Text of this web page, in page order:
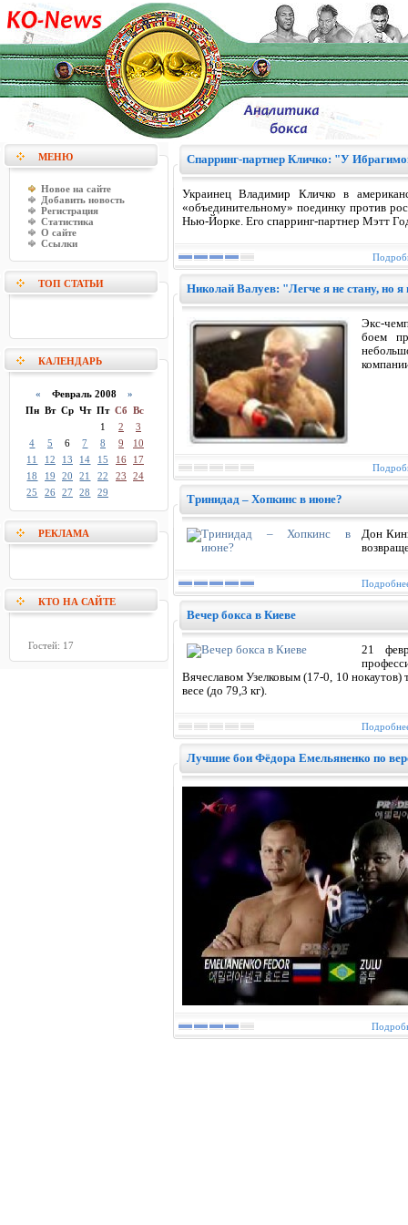
МЕНЮ
Новое на сайте
Добавить новость
Регистрация
Статистика
О сайте
Ссылки
ТОП СТАТЬИ
КАЛЕНДАРЬ
« Февраль 2008»
Пн Вт Ср Чт Пт Сб Вс
1
2
3
4
5 6 7 8 9
10
11
12 13 14 15 16
17
18
19 20 21 22 23
24
25
26 27 28 29
РЕКЛАМА
КТО НА САЙТЕ
Гостей: 17
Спарринг-партнер Кличко: "У
Украинец Владимир Кличко в
«объединительному» поединку против
Нью-Йорке. Его спарринг-партнер Мэтт
Николай Валуев: "Легче я не стану, но
Экс-
боем
Тринидад – Хопкинс в июне?
Дон
Вечер бокса в Киеве
21
Вячеславом Узелковым (17-0, 10
весе (до 79,3 кг).
Лучшие бои Фёдора Емельяненко по